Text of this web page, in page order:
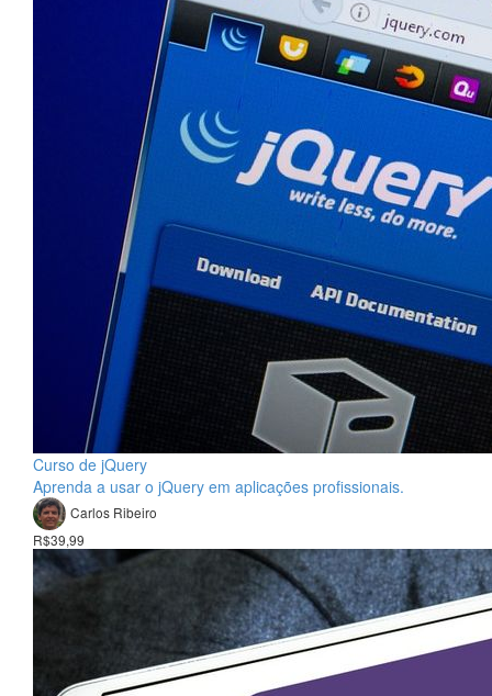
Curso de jQuery
Aprenda a usar o jQuery em aplicações profissionais.
Carlos Ribeiro
R$39,99